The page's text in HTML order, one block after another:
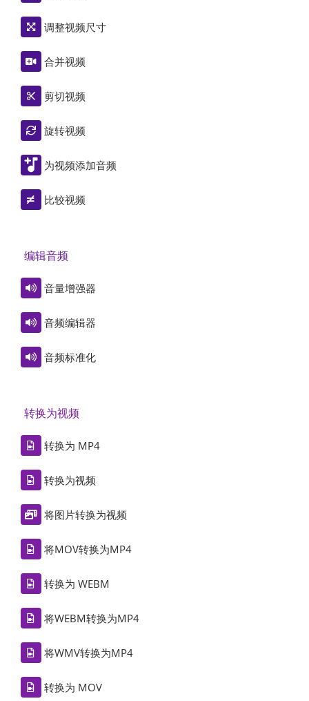
调整视频尺寸
合并视频
剪切视频
旋转视频
为视频添加音频
比较视频
编辑音频
音量增强器
音频编辑器
音频标准化
转换为视频
转换为 MP4
转换为视频
将图片转换为视频
将MOV转换为MP4
转换为 WEBM
将WEBM转换为MP4
将WMV转换为MP4
转换为 MOV